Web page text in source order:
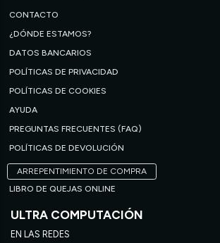
CONTACTO
¿DÓNDE ESTAMOS?
DATOS BANCARIOS
POLÍTICAS DE PRIVACIDAD
POLÍTICAS DE COOKIES
AYUDA
PREGUNTAS FRECUENTES (FAQ)
POLÍTICAS DE DEVOLUCIÓN
ARREPENTIMIENTO DE COMPRA
LIBRO DE QUEJAS ONLINE
ULTRA COMPUTACIÓN
EN LAS REDES